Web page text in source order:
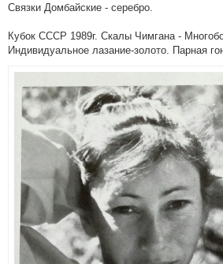
Связки Домбайские - серебро.
Кубок СССР 1989г. Скалы Чимгана -
Индивидуальное лазание-золото. Парная